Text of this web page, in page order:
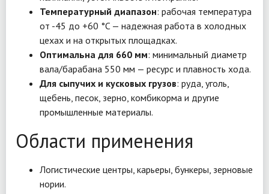
Температурный диапазон: рабочая температура
от -45 до +60 °C — надежная работа в холодных
цехах и на открытых площадках.
Оптимальна для 660 мм: минимальный диаметр
вала/барабана 550 мм — ресурс и плавность хода.
Для сыпучих и кусковых грузов: руда, уголь,
щебень, песок, зерно, комбикорма и другие
промышленные материалы.
Области применения
Логистические центры, карьеры, бункеры, зерновые
нории.